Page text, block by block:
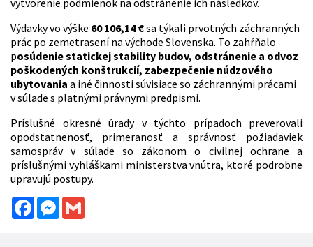
Výdavky vo výške 60 106,14 €sa týkali prvotných záchranných
prác po zemetrasení na východe Slovenska. To zahŕňalo
posúdenie statickej stability budov, odstránenie a odvoz
poškodených konštrukcií, zabezpečenie núdzového
ubytovania a iné činnosti súvisiace so záchrannými prácami
v súlade s platnými právnymi predpismi.
Príslušné okresné úrady v týchto prípadoch preverovali
opodstatnenosť, primeranosť a správnosť požiadaviek
samospráv v súlade so zákonom o civilnej ochrane a
príslušnými vyhláškami ministerstva vnútra, ktoré podrobne
upravujú postupy.
FacebookMessenger